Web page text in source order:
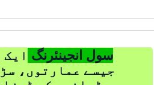
سول انجینئرنگ
جیسے عمارتوں،